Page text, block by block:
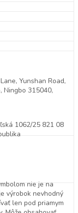
Yunshan Road,
Ningbo 315040,
1062/25 821 08
nie je na
výrobok nevhodný
len pod priamym